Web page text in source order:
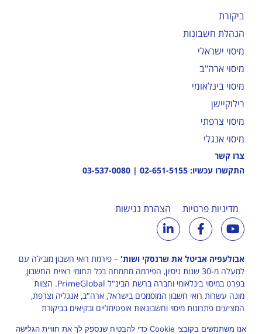
ביקורת
הנהלת חשבונות
מיסוי ישראלי
מיסוי ארה"ב
מיסוי בינלאומי
רילוקיישן
מיסוי צרפתי
מיסוי אנגלי
צרו קשר
התקשרו עכשיו: 02-651-5155
|
03-537-0080
מדיניות פרטיות הצהרת נגישות
אבולעפיה אביטל את שרנסקי ושות' – פירמת רואי חשבון מובילה עם
למעלה מ-30 שנות ניסיון, הפירמה מתמחה בכל תחומי ראיית החשבון,
בפרט במיסוי בינלאומי וחברה ברשת הבינ"ל PrimeGlobal. הצוות
מונה עשרות רואי חשבון המוסמכים בישראל, ארה"ב, אנגליה וצרפת,
המציעים פתרונות מיסוי וחשבונאות אופטימליים ובקיאים בביקורת
אנו משתמשים בקובצי Cookie כדי להבטיח שנספק לך את חוויית הגלישה